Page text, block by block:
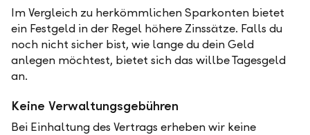
Im Vergleich zu herkömmlichen Sparkonten bietet
ein Festgeld in der Regel höhere Zinssätze. Falls du
noch nicht sicher bist, wie lange du dein Geld
anlegen möchtest, bietet sich das willbe Tagesgeld
an.
Keine Verwaltungsgebühren
Bei Einhaltung des Vertrags erheben wir keine